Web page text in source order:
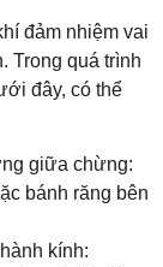
đảm nhiệm vai
Trong quá trình
đây, có thể
giữa chừng:
bánh răng bên
kính: